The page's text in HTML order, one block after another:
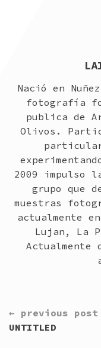
Nació en
fotografía
publica de
Olivos.
2009 impulso
grupo que
muestras
actualmente
Lujan, La
Actualmente
CONTINUE
READING
← previous post
UNTITLED